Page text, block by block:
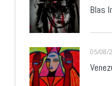
Blas
05/08/